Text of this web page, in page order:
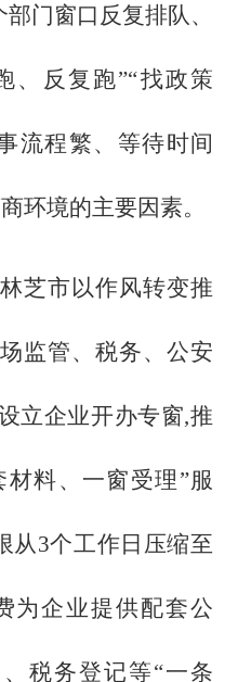
门窗口反复排队、
、反复跑”“找政策
流程繁、等待时间
环境的主要因素。
芝市以作风转变推
监管、税务、公安
立企业开办专窗,推
料、一窗受理”服
从3个工作日压缩至
为企业提供配套公
税务登记等“一条